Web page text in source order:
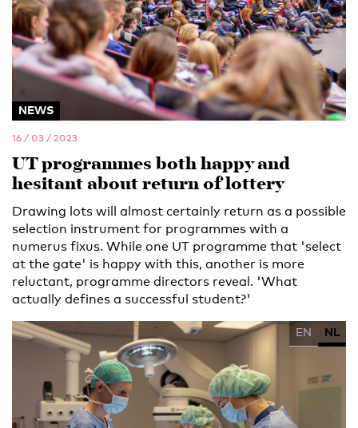
NEWS
16 / 03 / 2023
UT programmes both happy and
hesitant about return of lottery
Drawing lots will almost certainly return as a possible
selection instrument for programmes with a
numerus fixus. While one UT programme that 'select
at the gate' is happy with this, another is more
reluctant, programme directors reveal. 'What
actually defines a successful student?'
EN NL